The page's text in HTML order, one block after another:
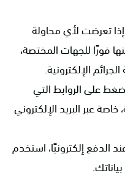
تعرضت لأي محاولة
فورًا للجهات المختصة،
الإلكترونية.
على الروابط التي
عبر البريد الإلكتروني
الدفع إلكترونيًا، استخدم